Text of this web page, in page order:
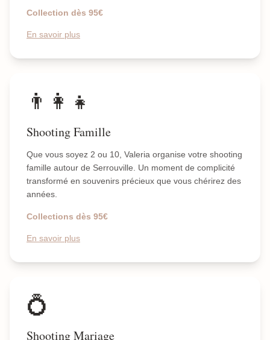
Collection dès 95€
En savoir plus
👨‍👩‍👧
Shooting Famille
Que vous soyez 2 ou 10, Valeria organise votre shooting
famille autour de Serrouville. Un moment de complicité
transformé en souvenirs précieux que vous chérirez des
années.
Collections dès 95€
En savoir plus
💍
Shooting Mariage